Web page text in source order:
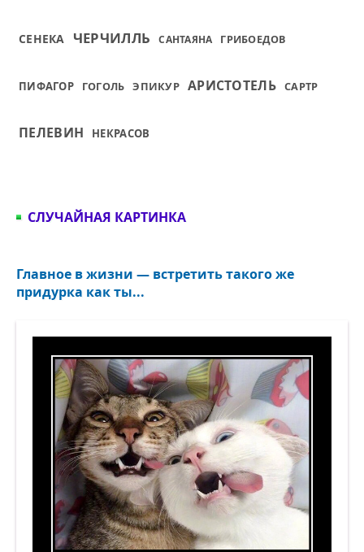
СЕНЕКА ЧЕРЧИЛЛЬ САНТАЯНА ГРИБОЕДОВ
ПИФАГОР ГОГОЛЬ ЭПИКУР АРИСТОТЕЛЬ САРТР
ПЕЛЕВИН НЕКРАСОВ
СЛУЧАЙНАЯ КАРТИНКА
Главное в жизни — встретить такого же
придурка как ты...